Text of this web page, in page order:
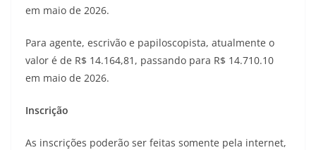
em maio de 2026.
Para agente, escrivão e papiloscopista, atualmente o
valor é de R$ 14.164,81, passando para R$ 14.710.10
em maio de 2026.
Inscrição
As inscrições poderão ser feitas somente pela internet,